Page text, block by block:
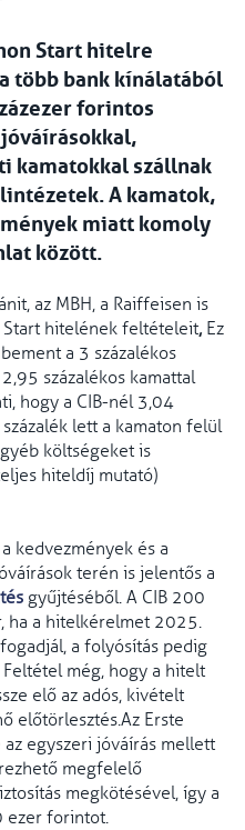
Start hitelre
több bank kínálatából
forintos
kamatokkal szállnak
A kamatok,
miatt komoly
között.
az MBH, a Raiffeisen is
hitelének feltételeit, Ez
a 3 százalékos
százalékos kamattal
hogy a CIB-nél 3,04
lett a kamaton felül
költségeket is
hiteldíj mutató)
kedvezmények és a
terén is jelentős a
gyűjtéséből. A CIB 200
ha a hitelkérelmet 2025.
a folyósítás pedig
még, hogy a hitelt
elő az adós, kivételt
előtörlesztés.Az Erste
egyszeri jóváírás mellett
megfelelő
megkötésével, így a
ezer forintot.